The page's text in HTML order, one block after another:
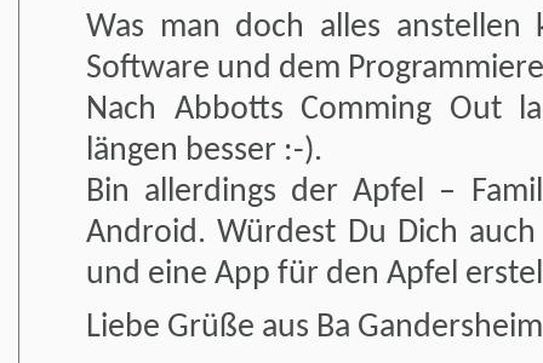
Was man doch alles
Software und dem
Nach Abbotts Comming Out
längen besser :-).
Bin allerdings der Apfel –
Android. Würdest Du Dich
und eine App für den Apfel
Liebe Grüße aus Ba Gandersheim